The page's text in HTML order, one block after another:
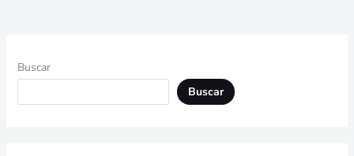
Buscar
Buscar